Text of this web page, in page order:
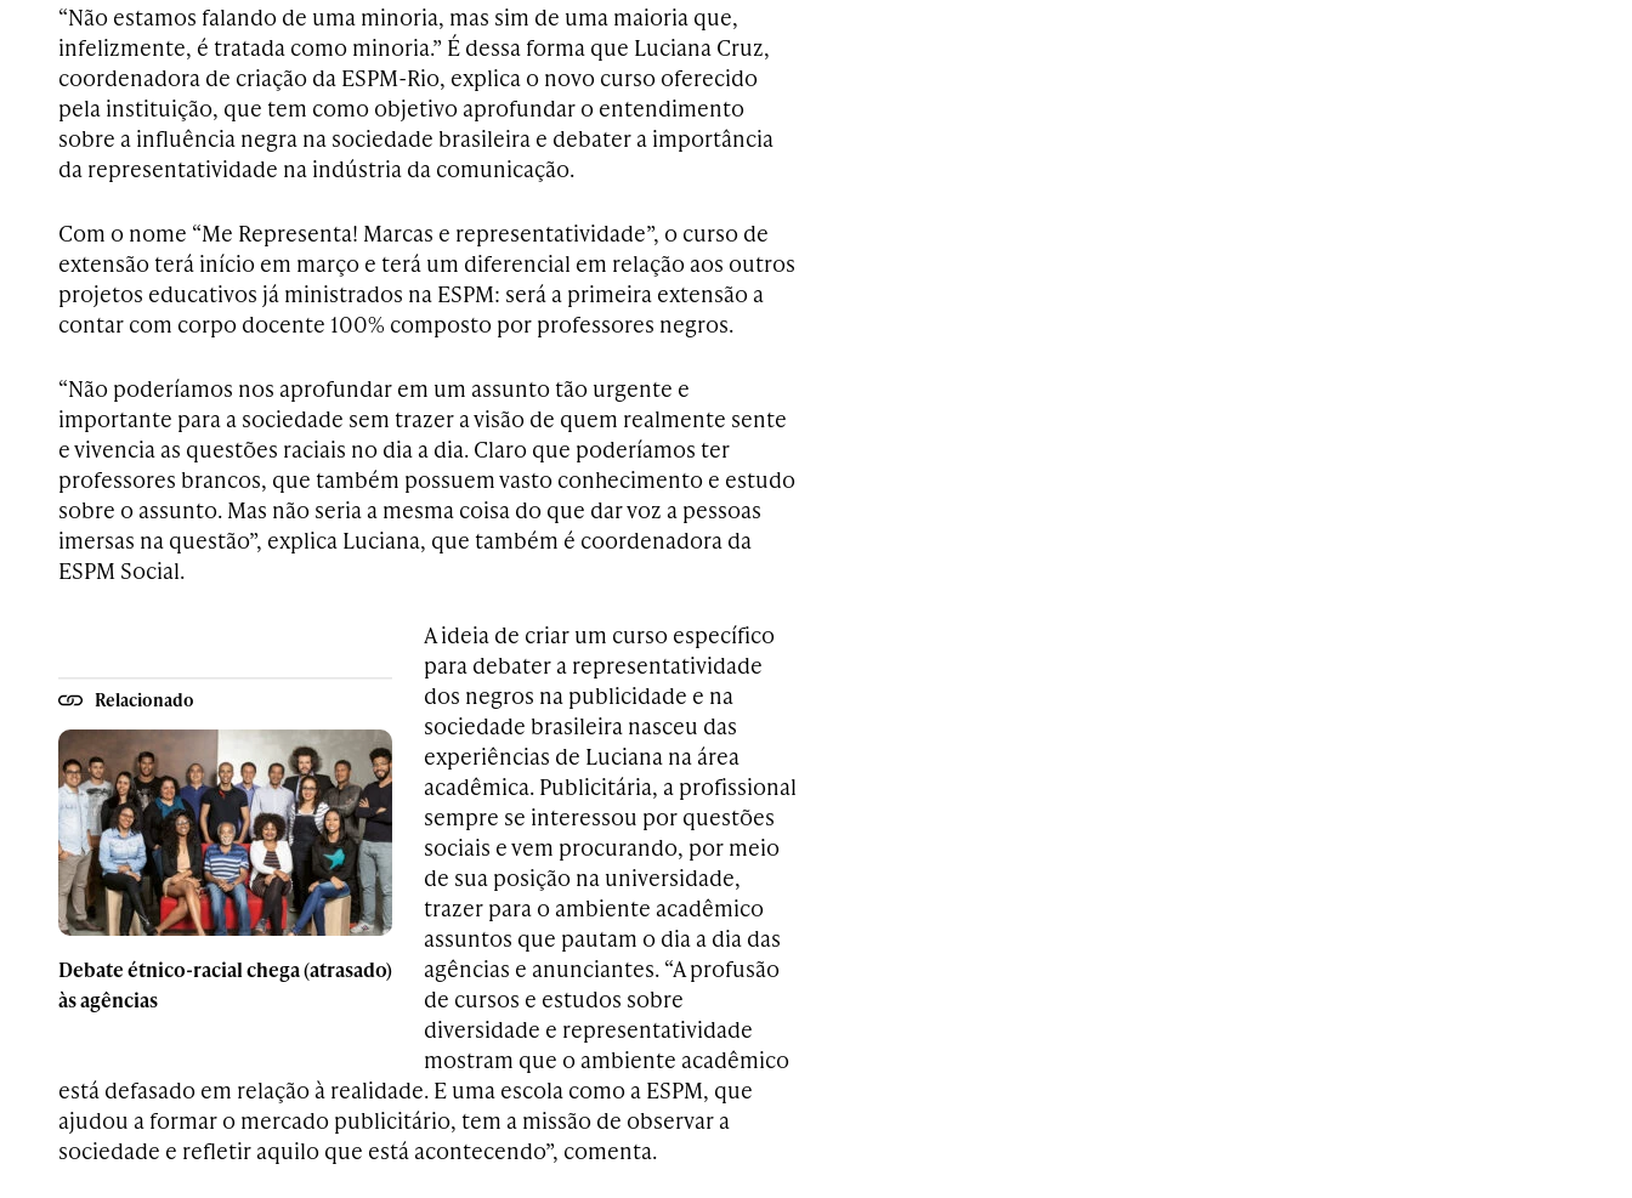
“Não estamos falando de uma minoria, mas sim de uma maioria que,
infelizmente, é tratada como minoria.” É dessa forma que Luciana Cruz,
coordenadora de criação da ESPM-Rio, explica o novo curso oferecido
pela instituição, que tem como objetivo aprofundar o entendimento
sobre a influência negra na sociedade brasileira e debater a importância
da representatividade na indústria da comunicação.
Com o nome “Me Representa! Marcas e representatividade”, o curso de
extensão terá início em março e terá um diferencial em relação aos outros
projetos educativos já ministrados na ESPM: será a primeira extensão a
contar com corpo docente 100% composto por professores negros.
“Não poderíamos nos aprofundar em um assunto tão urgente e
importante para a sociedade sem trazer a visão de quem realmente sente
e vivencia as questões raciais no dia a dia. Claro que poderíamos ter
professores brancos, que também possuem vasto conhecimento e estudo
sobre o assunto. Mas não seria a mesma coisa do que dar voz a pessoas
imersas na questão”, explica Luciana, que também é coordenadora da
ESPM Social.
Relacionado
Debate étnico-racial chega (atrasado)
às agências
A ideia de criar um curso específico
para debater a representatividade
dos negros na publicidade e na
sociedade brasileira nasceu das
experiências de Luciana na área
acadêmica. Publicitária, a profissional
sempre se interessou por questões
sociais e vem procurando, por meio
de sua posição na universidade,
trazer para o ambiente acadêmico
assuntos que pautam o dia a dia das
agências e anunciantes. “A profusão
de cursos e estudos sobre
diversidade e representatividade
mostram que o ambiente acadêmico
está defasado em relação à realidade. E uma escola como a ESPM, que
ajudou a formar o mercado publicitário, tem a missão de observar a
sociedade e refletir aquilo que está acontecendo”, comenta.